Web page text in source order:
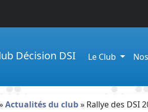
Décision DSI Le Club
Actualités du club» Rallye des DSI